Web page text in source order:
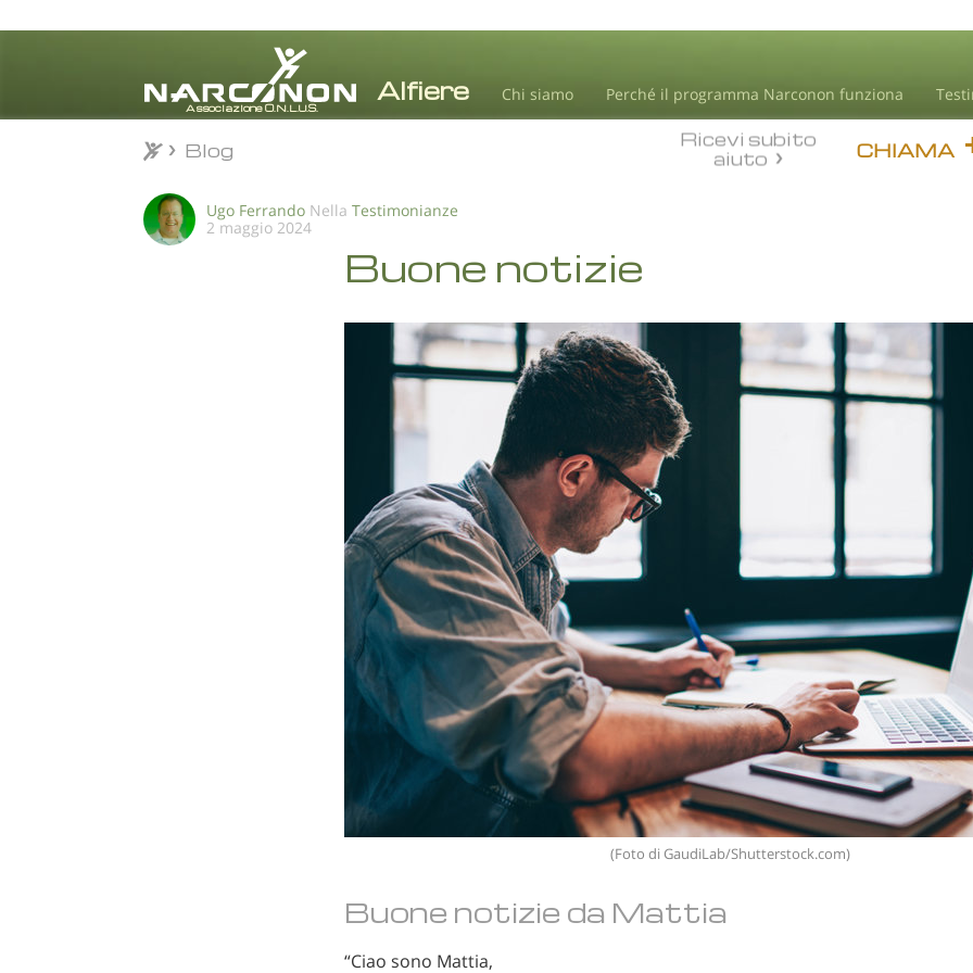
Chi siamo Perché il programma Narconon funziona
CHIAMA
Ricevi subito
aiuto
Blog
Ugo Ferrando Nella Testimonianze
2 maggio 2024
Buone notizie
(Foto di GaudiLab/Shutterstock.com)
Buone notizie da Mattia
“Ciao sono Mattia,
Blog